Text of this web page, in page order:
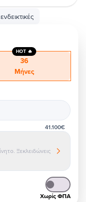
36
Μήνες
HOT 🔥
41.100€
Ξεκλειδώνεις
Χωρίς ΦΠΑ